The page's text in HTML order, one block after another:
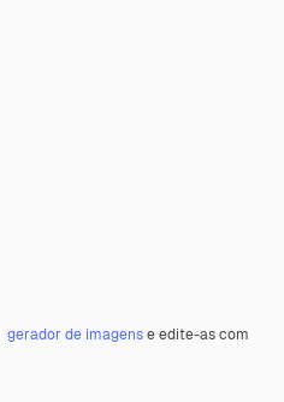
gerador de imagense edite-as com